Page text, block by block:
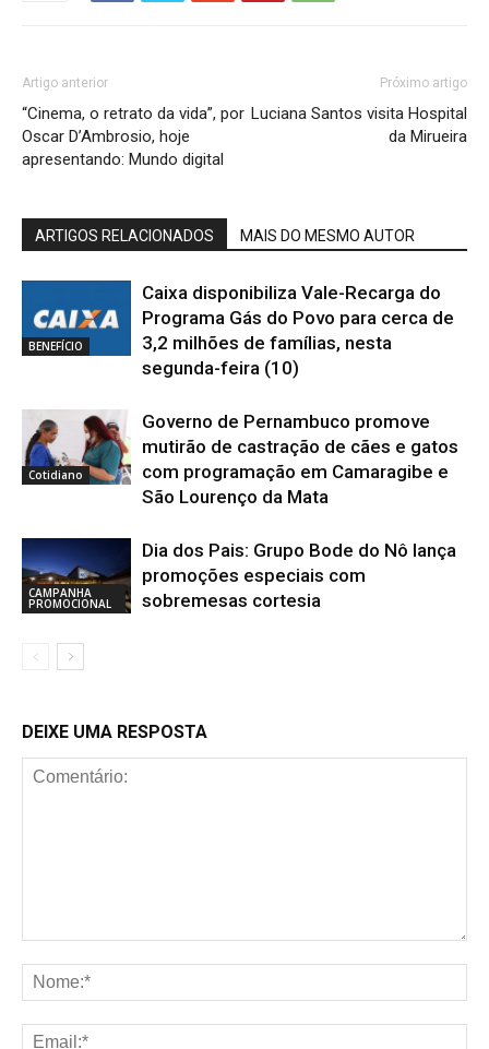
Artigo anterior
“Cinema, o retrato da vida”, por
Oscar D’Ambrosio, hoje
apresentando: Mundo digital
Próximo artigo
Luciana Santos visita Hospital
da Mirueira
ARTIGOS RELACIONADOS MAIS DO MESMO AUTOR
BENEFÍCIO
Caixa disponibiliza Vale-Recarga do
Programa Gás do Povo para cerca de
3,2 milhões de famílias, nesta
segunda-feira (10)
Cotidiano
Governo de Pernambuco promove
mutirão de castração de cães e gatos
com programação em Camaragibe e
São Lourenço da Mata
CAMPANHA
PROMOCIONAL
Dia dos Pais: Grupo Bode do Nô lança
promoções especiais com
sobremesas cortesia
DEIXE UMA RESPOSTA